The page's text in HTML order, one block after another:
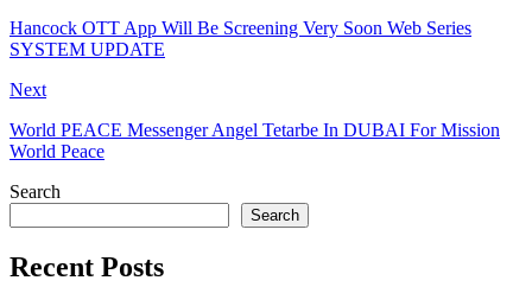
Hancock OTT App Will Be Screening Very Soon Web Series
SYSTEM UPDATE
Next
World PEACE Messenger Angel Tetarbe In DUBAI For Mission
World Peace
Search
Search
Recent Posts